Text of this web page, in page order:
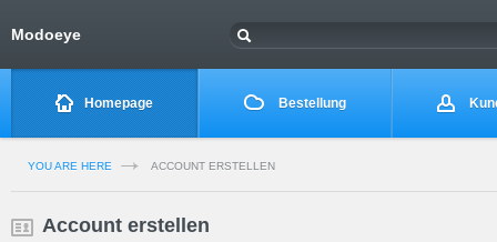
Modoeye
Homepage Bestellung
YOU ARE HERE ACCOUNT ERSTELLEN
Account erstellen